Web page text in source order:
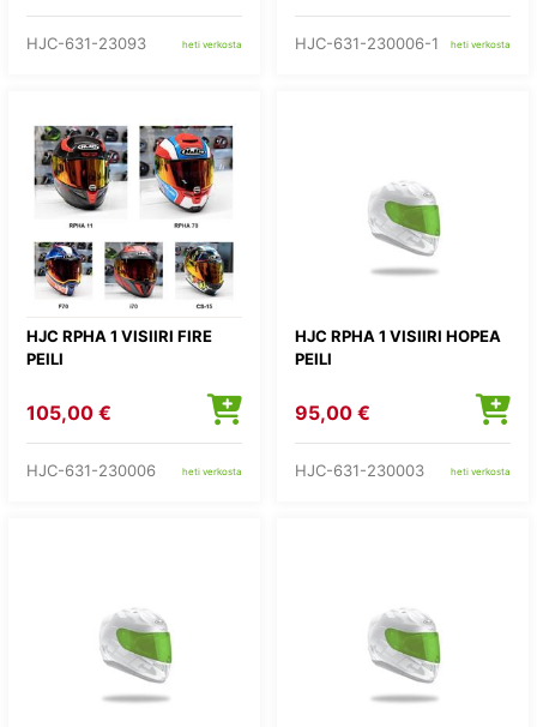
HJC-631-23093 heti verkosta HJC-631-230006-1 heti verkosta
HJC RPHA 1 VISIIRI FIRE
PEILI
105,00 €
HJC-631-230006 heti verkosta
HJC RPHA 1 VISIIRI HOPEA
PEILI
95,00 €
HJC-631-230003 heti verkosta